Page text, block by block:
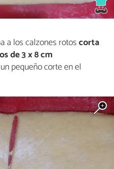
a los calzones rotoscorta
de 3 x 8 cm
pequeño corte en el